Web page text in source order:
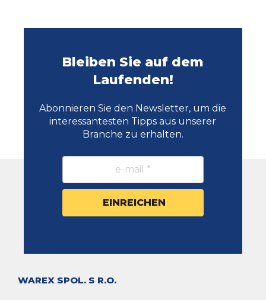
Bleiben Sie auf dem
Laufenden!
Abonnieren Sie den Newsletter, um die
interessantesten Tipps aus unserer
Branche zu erhalten.
WAREX SPOL. S R.O.